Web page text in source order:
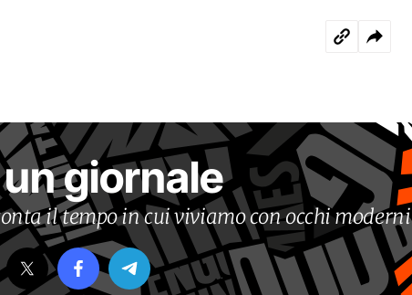
giornale
il tempo in cui viviamo con occhi moderni